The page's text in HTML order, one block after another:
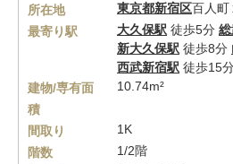
所在地
東京都新宿区百人町
最寄り駅
大久保駅 徒歩5分
新大久保駅 徒歩8分
西武新宿駅 徒歩15
建物/専有面
積
10.74m²
間取り
1K
階数
1/2階